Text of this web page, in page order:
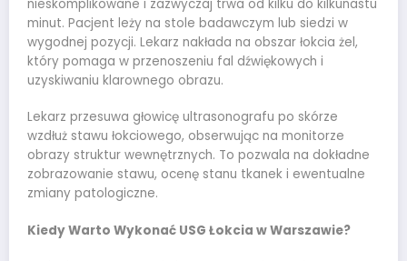
nieskomplikowane i zazwyczaj trwa od kilku do kilkunastu
minut. Pacjent leży na stole badawczym lub siedzi w
wygodnej pozycji. Lekarz nakłada na obszar łokcia żel,
który pomaga w przenoszeniu fal dźwiękowych i
uzyskiwaniu klarownego obrazu.
Lekarz przesuwa głowicę ultrasonografu po skórze
wzdłuż stawu łokciowego, obserwując na monitorze
obrazy struktur wewnętrznych. To pozwala na dokładne
zobrazowanie stawu, ocenę stanu tkanek i ewentualne
zmiany patologiczne.
Kiedy Warto Wykonać USG Łokcia w Warszawie?